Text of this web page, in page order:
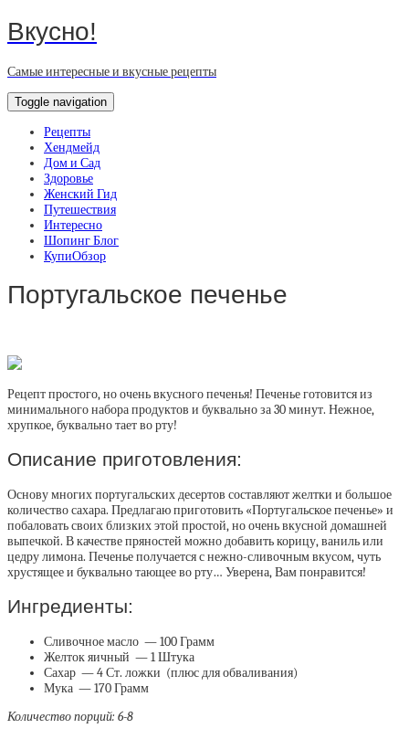
Вкусно!
Самые интересные и вкусные рецепты
Toggle navigation
Рецепты
Хендмейд
Дом и Сад
Здоровье
Женский Гид
Путешествия
Интересно
Шопинг Блог
КупиОбзор
Португальское печенье
Рецепт простого, но очень вкусного печенья! Печенье готовится из
минимального набора продуктов и буквально за 30 минут. Нежное,
хрупкое, буквально тает во рту!
Описание приготовления:
Основу многих португальских десертов составляют желтки и большое
количество сахара. Предлагаю приготовить «Португальское печенье» и
побаловать своих близких этой простой, но очень вкусной домашней
выпечкой. В качестве пряностей можно добавить корицу, ваниль или
цедру лимона. Печенье получается с нежно-сливочным вкусом, чуть
хрустящее и буквально тающее во рту… Уверена, Вам понравится!
Ингредиенты:
Сливочное масло — 100 Грамм
Желток яичный — 1 Штука
Сахар — 4 Ст. ложки (плюс для обваливания)
Мука — 170 Грамм
Количество порций: 6-8